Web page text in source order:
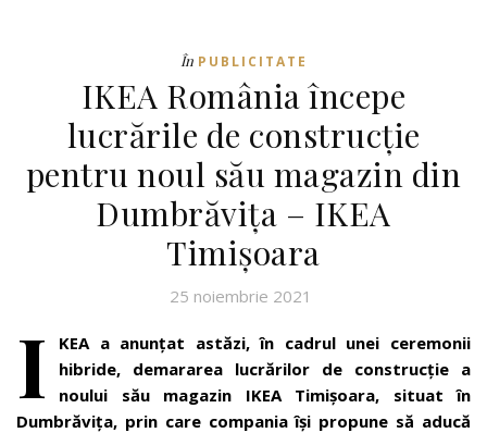
În PUBLICITATE
IKEA România începe
lucrările de construcție
pentru noul său magazin din
Dumbrăvița – IKEA
Timișoara
25 noiembrie 2021
I
KEA a anunțat astăzi, în cadrul unei ceremonii
hibride, demararea lucrărilor de construcție a
noului său magazin IKEA Timișoara, situat în
Dumbrăvița, prin care compania își propune să aducă